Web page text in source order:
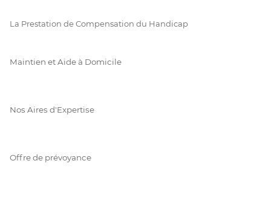
La Prestation de Compensation du Handicap
Maintien et Aide à Domicile
Nos Aires d'Expertise
Offre de prévoyance